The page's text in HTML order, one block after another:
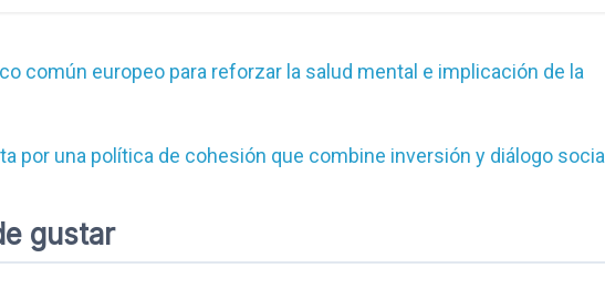
común europeo para reforzar la salud mental e implicación de la
por una política de cohesión que combine inversión y diálogo social
gustar